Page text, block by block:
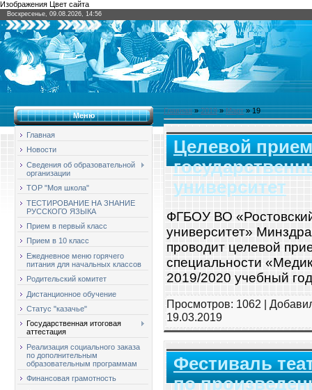
Изображения Цвет сайта
Воскресенье, 09.08.2026, 14:56
Меню
Главная
Новости
Сведения об образовательной
организации
ТОР "Моя школа"
ТЕСТИРОВАНИЕ НА ЗНАНИЕ
РУССКОГО ЯЗЫКА
Прием в первый класс
Прием в 10 класс
Ежедневное меню горячего
питания для начальных классов
Родительский комитет
Дистанционное обучение
Статус "казачье"
Государственная итоговая
аттестация
Реализация социального заказа
по дополнительным
образовательным программам
Финансовая грамотность
Главная»2019 » Март » 19
Целевой
университет
ФГБОУ ВО
университет»
проводит целевой
специальности
2019/2020 учебный
Просмотров: 1062 |
19.03.2019
Фестиваль
по